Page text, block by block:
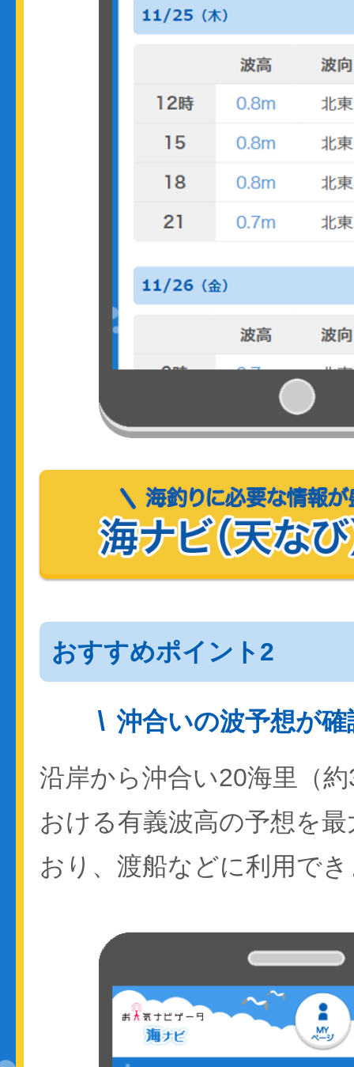
おすすめポイント2
沖合いの波予想が
沿岸から沖合い20海里（
おける有義波高の予想を
おり、渡船などに利用で